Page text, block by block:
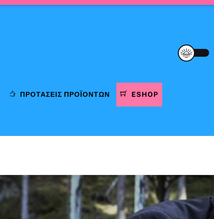
ΠΡΟΤΆΣΕΙΣ ΠΡΟΪΌΝΤΩΝ ESHOP